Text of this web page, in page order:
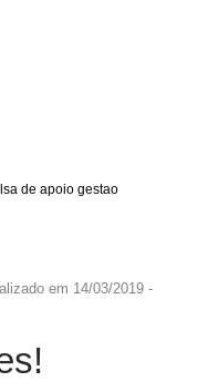
de apoio gestao
em 14/03/2019 -